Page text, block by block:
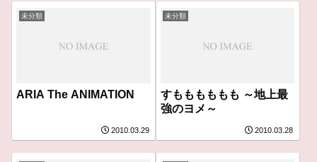
未分類
ARIA The ANIMATION
2010.03.29
未分類
すもももももも ～地上最
強のヨメ～
2010.03.28